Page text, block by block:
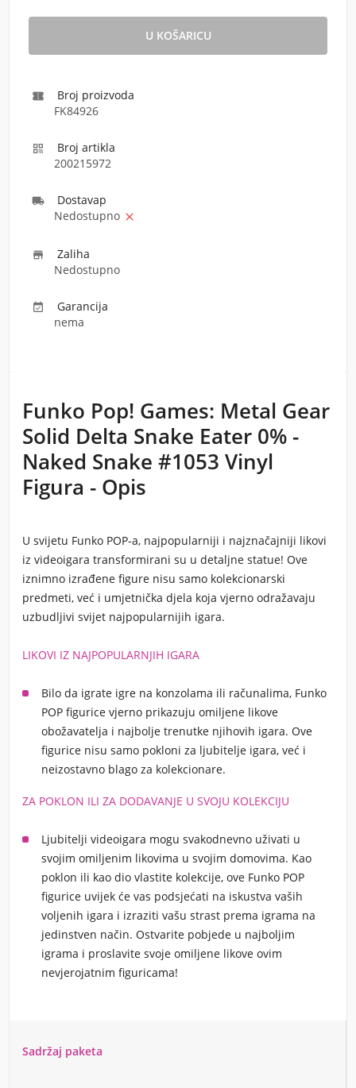

Broj proizvoda
FK84926

Broj artikla
200215972
 Dostavap
Nedostupno 

Zaliha
Nedostupno

Garancija
nema
Funko Pop! Games: Metal Gear
Solid Delta Snake Eater 0% -
Naked Snake #1053 Vinyl
Figura - Opis
U svijetu Funko POP-a, najpopularniji i najznačajniji likovi
iz videoigara transformirani su u detaljne statue! Ove
iznimno izrađene figure nisu samo kolekcionarski
predmeti, već i umjetnička djela koja vjerno odražavaju
uzbudljivi svijet najpopularnijih igara.
LIKOVI IZ NAJPOPULARNJIH IGARA
Bilo da igrate igre na konzolama ili računalima, Funko
POP figurice vjerno prikazuju omiljene likove
obožavatelja i najbolje trenutke njihovih igara. Ove
figurice nisu samo pokloni za ljubitelje igara, već i
neizostavno blago za kolekcionare.
ZA POKLON ILI ZA DODAVANJE U SVOJU KOLEKCIJU
Ljubitelji videoigara mogu svakodnevno uživati u
svojim omiljenim likovima u svojim domovima. Kao
poklon ili kao dio vlastite kolekcije, ove Funko POP
figurice uvijek će vas podsjećati na iskustva vaših
voljenih igara i izraziti vašu strast prema igrama na
jedinstven način. Ostvarite pobjede u najboljim
igrama i proslavite svoje omiljene likove ovim
nevjerojatnim figuricama!
Sadržaj paketa